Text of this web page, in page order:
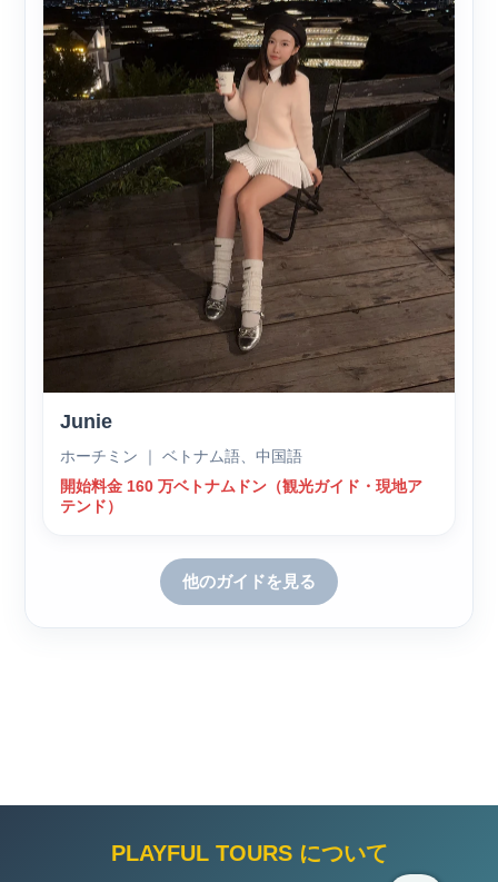
Junie
ホーチミン ｜ ベトナム語、中国語
開始料金 160 万ベトナムドン（観光ガイド・現地ア
テンド）
他のガイドを見る
PLAYFUL TOURS について